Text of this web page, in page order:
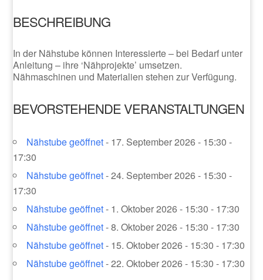
BESCHREIBUNG
In der Nähstube können Interessierte – bei Bedarf unter
Anleitung – ihre ‘Nähprojekte’ umsetzen.
Nähmaschinen und Materialien stehen zur Verfügung.
BEVORSTEHENDE VERANSTALTUNGEN
Nähstube geöffnet- 17. September 2026 - 15:30 -
17:30
Nähstube geöffnet- 24. September 2026 - 15:30 -
17:30
Nähstube geöffnet- 1. Oktober 2026 - 15:30 - 17:30
Nähstube geöffnet- 8. Oktober 2026 - 15:30 - 17:30
Nähstube geöffnet- 15. Oktober 2026 - 15:30 - 17:30
Nähstube geöffnet- 22. Oktober 2026 - 15:30 - 17:30